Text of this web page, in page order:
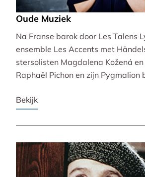
Oude Muziek
Na Franse barok door Les Talens
ensemble Les Accents met
stersolisten Magdalena Kožená en
Raphaël Pichon en zijn Pygmalion
Bachvereniging en blokfluitiste
Wantenaar, op historische
Andrea Marcon.
Bekijk